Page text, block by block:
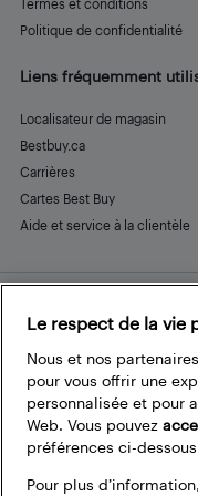
Termes et conditions
Politique de confidentialité
Liens fréquemment
Localisateur de magasin
Bestbuy.ca
Carrières
Cartes Best Buy
Aide et service à la clientèle
Restez connecté
FacebookInstagram
Pinterest
Le respect de la vie
Nous et nos
pour vous offrir une
personnalisée et pour
Web. Vous pouvez
préférences ci-
Pour plus